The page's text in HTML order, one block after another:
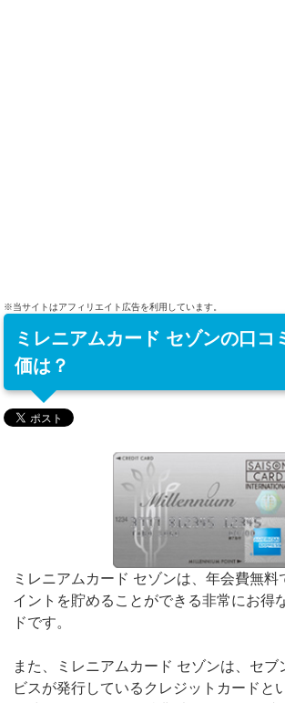
※当サイトはアフィリエイト広告を利用しています。
ミレニアムカード セゾンの口コ
価は？
ミレニアムカード セゾンは、年会費無料
イントを貯めることができる非常にお得
ドです。
また、ミレニアムカード セゾンは、セブ
ビスが発行しているクレジットカードと